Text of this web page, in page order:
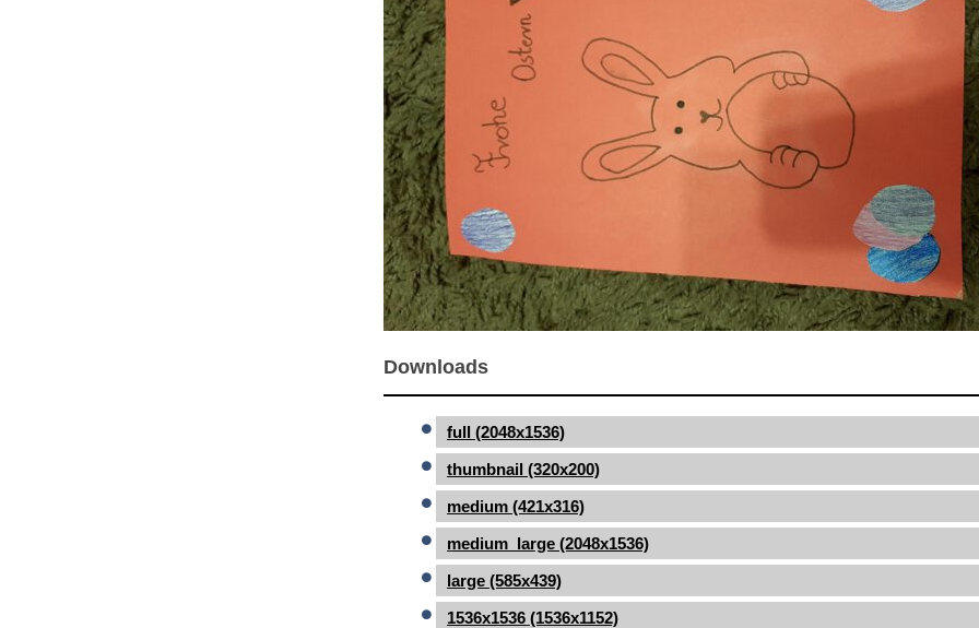
Downloads
full (2048x1536)
thumbnail (320x200)
medium (421x316)
medium_large (2048x1536)
large (585x439)
1536x1536 (1536x1152)